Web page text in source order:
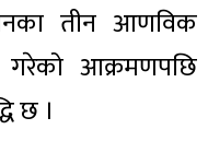
तीन आणविक
गरेको आक्रमणपछि
छ ।